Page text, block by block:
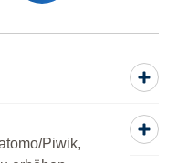
Piwik,